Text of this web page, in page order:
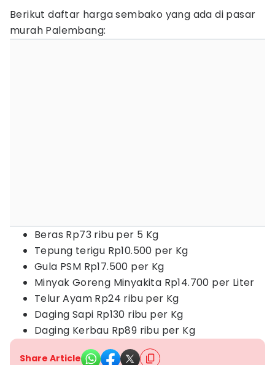
Berikut daftar harga sembako yang ada di pasar
murah Palembang:
Beras Rp73 ribu per 5 Kg
Tepung terigu Rp10.500 per Kg
Gula PSM Rp17.500 per Kg
Minyak Goreng Minyakita Rp14.700 per Liter
Telur Ayam Rp24 ribu per Kg
Daging Sapi Rp130 ribu per Kg
Daging Kerbau Rp89 ribu per Kg
Share Article